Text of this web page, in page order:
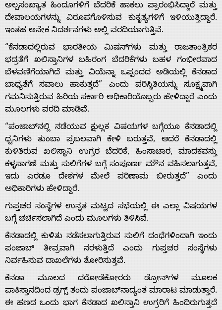
Home
About
Us
Advertise
With
s
ಅಲ್ಪಸಂಖ್ಯಾತ ಹಿಂದೂಗಳಿಗೆ ಬೆದರಿಕೆ ಹಾಕಲು ಪ್ರಾರಂಭಿಸಿದ್ದಾರೆ ಮತ್ತು
ದೇವಾಲಯಗಳನ್ನು ವಿರೂಪಗೊಳಿಸುವ ಕುಕೃತ್ಯಗಳಿಗೆ ಇಳಿಯುತ್ತಿದ್ದಾರೆ.
ಇಂತಹ ಅನೇಕ ನಿದರ್ಶನಗಳು ಅಲ್ಲಿ ವರದಿಯಾಗುತ್ತಿವೆ.
“ಕೆನಡಾದಲ್ಲಿರುವ ಭಾರತೀಯ ಮಿಷನ್‌ಗಳು ಮತ್ತು ರಾಜತಾಂತ್ರಿಕರ
ಭದ್ರತೆಗೆ ಖಲಿಸ್ತಾನಿಗಳ ಬಹಿರಂಗ ಬೆದರಿಕೆಗಳು ಬಹಳ ಗಂಭೀರವಾದ
ಬೆಳವಣಿಗೆಯಾಗಿದೆ ಮತ್ತು ವಿಯೆನ್ನಾ ಒಪ್ಪಂದದ ಅಡಿಯಲ್ಲಿ ಕೆನಡಾದ
ಬಾಧ್ಯತೆಗೆ ಸವಾಲು ಹಾಕುತ್ತದೆ” ಎಂದು ಪರಿಸ್ಥಿತಿಯನ್ನು ಸೂಕ್ಷ್ಮವಾಗಿ
ಗಮನಿಸುತ್ತಿರುವ ಹಿರಿಯ ಸರ್ಕಾರಿ ಅಧಿಕಾರಿಯೊಬ್ಬರು ಹೇಳಿದ್ದಾರೆ ಎಂದು
ಮೂಲಗಳು ವರದಿ ಮಾಡಿವೆ.
“ಪಂಜಾಬ್‌ನಲ್ಲಿ ನಡೆಯುವ ಕ್ಷುಲ್ಲಕ ವಿಷಯಗಳ ಬಗ್ಗೆಯೂ ಕೆನಡಾದಲ್ಲಿ
ಧ್ವನಿಗಳು ತುಂಬಾ ಪ್ರಬಲವಾಗಿ ಕೇಳಿ ಬರುತ್ತವೆ, ಆದರೆ ಕೆನಡಾದಲ್ಲಿ
ಕುಳಿತಿರುವ ಖಲಿಸ್ಥಾನಿ ಉಗ್ರರ ಬೆದರಿಕೆ, ಹಿಂಸಾಚಾರ, ಮಾದಕವಸ್ತು
ಕಳ್ಳಸಾಗಣೆ ಮತ್ತು ಸುಲಿಗೆಗಳ ಬಗ್ಗೆ ಸಂಪೂರ್ಣ ಮೌನ ವಹಿಸಲಾಗುತ್ತವೆ,
ಇದು ಎರಡೂ ದೇಶಗಳ ಮೇಲೆ ಪರಿಣಾಮ ಬೀರುತ್ತದೆ” ಎಂದು
ಅಧಿಕಾರಿಗಳು ಹೇಳಿದ್ದಾರೆ.
ಗುಪ್ತಚರ ಸಂಸ್ಥೆಗಳ ಉನ್ನತ ಮಟ್ಟದ ಸಭೆಯಲ್ಲಿ ಈ ಎಲ್ಲಾ ವಿಷಯಗಳ
ಬಗ್ಗೆ ಚರ್ಚಿಸಲಾಗಿದೆ ಎಂದು ಮೂಲಗಳು ತಿಳಿಸಿವೆ.
ಕೆನಡಾದಲ್ಲಿ ಕುಳಿತು ನಡೆಸಲಾಗುತ್ತಿರುವ ಸುಲಿಗೆ ದಂಧೆಗಳಿಂದಾಗಿ ಇಂದು
ಪಂಜಾಬ್ ತೀವ್ರವಾಗಿ ನರಳುತ್ತಿದೆ ಎಂದು ಗುಪ್ತಚರ ಸಂಸ್ಥೆಗಳು
ನಿರ್ವಹಿಸುವ ದಾಖಲೆಗಳು ತೋರಿಸುತ್ತವೆ.
ಕೆನಡಾ ಮೂಲದ ದರೋಡೆಕೋರರು ಡ್ರೋನ್‌ಗಳ ಮೂಲಕ
ಪಾಕಿಸ್ತಾನದಿಂದ ಡ್ರಗ್ಸ್ ತಂದು ಪಂಜಾಬ್‌ನಾದ್ಯಂತ ಮಾರಾಟ ಮಾಡುತ್ತಾರೆ.
ಈ ಹಣದ ಒಂದು ಭಾಗ ಕೆನಡಾದ ಖಲಿಸ್ತಾನಿ ಉಗ್ರರಿಗೆ ಹಿಂದಿರುಗುತ್ತದೆ